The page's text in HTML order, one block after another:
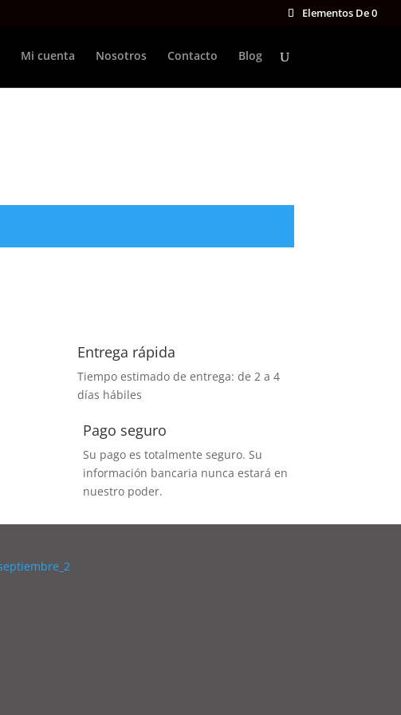
Elementos De 0
Mi cuenta Nosotros Contacto Blog
Entrega rápida
Tiempo estimado de entrega: de 2 a 4
días hábiles
Pago seguro
Su pago es totalmente seguro. Su
información bancaria nunca estará en
nuestro poder.